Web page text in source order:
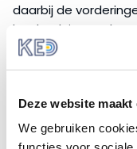
Deze website
We gebruiken
daarbij de
het besluit van de
afgewezen en
uitreksels van
van oktober 2008
5.